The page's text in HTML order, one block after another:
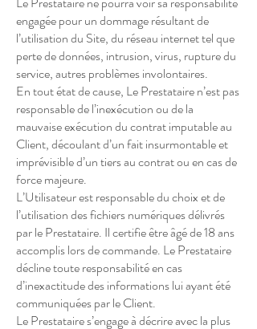
engagée pour un dommage résultant de
l’utilisation du Site, du réseau internet tel que
perte de données, intrusion, virus, rupture du
service, autres problèmes involontaires.
En tout état de cause, Le Prestataire n’est pas
responsable de l’inexécution ou de la
mauvaise exécution du contrat imputable au
Client, découlant d’un fait insurmontable et
imprévisible d’un tiers au contrat ou en cas de
force majeure.
L’Utilisateur est responsable du choix et de
l’utilisation des fichiers numériques délivrés
par le Prestataire. Il certifie être âgé de 18 ans
accomplis lors de commande. Le Prestataire
décline toute responsabilité en cas
d’inexactitude des informations lui ayant été
communiquées par le Client.
Le Prestataire s’engage à décrire avec la plus